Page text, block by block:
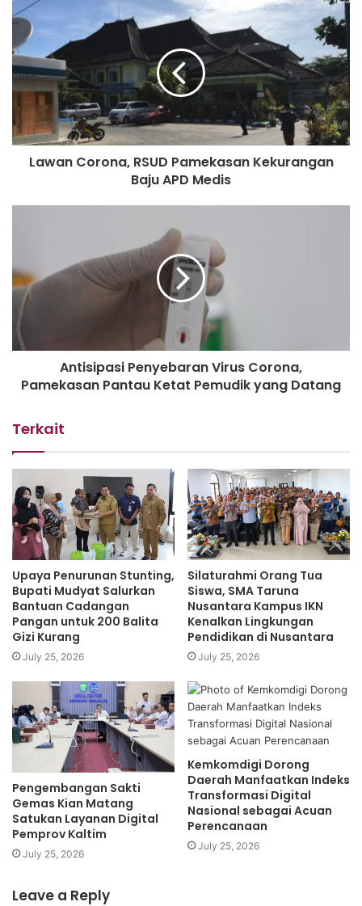
Lawan Corona, RSUD Pamekasan Kekurangan
Baju APD Medis
Antisipasi Penyebaran Virus Corona,
Pamekasan Pantau Ketat Pemudik yang Datang
Terkait
Upaya Penurunan Stunting,
Bupati Mudyat Salurkan
Bantuan Cadangan
Pangan untuk 200 Balita
Gizi Kurang
July 25, 2026
Silaturahmi Orang Tua
Siswa, SMA Taruna
Nusantara Kampus IKN
Kenalkan Lingkungan
Pendidikan di Nusantara
July 25, 2026
Pengembangan Sakti
Gemas Kian Matang
Satukan Layanan Digital
Pemprov Kaltim
July 25, 2026
Kemkomdigi Dorong
Daerah Manfaatkan Indeks
Transformasi Digital
Nasional sebagai Acuan
Perencanaan
July 25, 2026
Leave a Reply